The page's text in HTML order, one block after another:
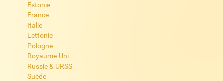
Estonie
France
Italie
Lettonie
Pologne
Royaume-Uni
Russie & URSS
Suède